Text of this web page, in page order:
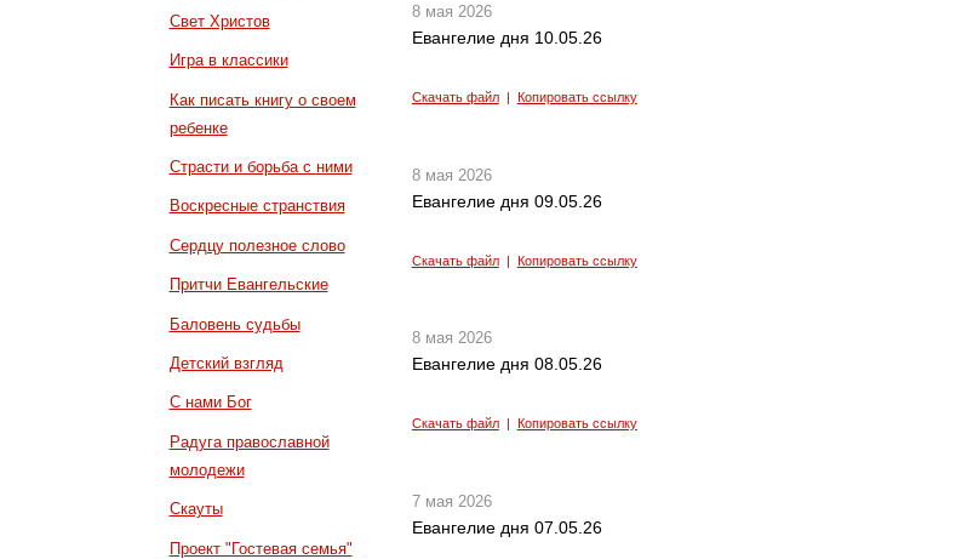
Свет Христов
Игра в классики
Как писать книгу о своем
ребенке
Страсти и борьба с ними
Воскресные странствия
Сердцу полезное слово
Притчи Евангельские
Баловень судьбы
Детский взгляд
С нами Бог
Радуга православной
молодежи
Скауты
Проект "Гостевая семья"
8 мая 2026
Евангелие дня 10.05.26
Скачать файл| Копировать ссылку
8 мая 2026
Евангелие дня 09.05.26
Скачать файл| Копировать ссылку
8 мая 2026
Евангелие дня 08.05.26
Скачать файл| Копировать ссылку
7 мая 2026
Евангелие дня 07.05.26